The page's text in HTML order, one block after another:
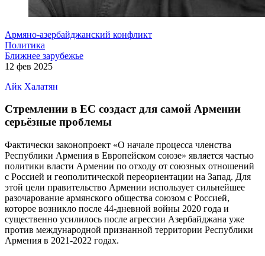
Армяно-азербайджанский конфликт
Политика
Ближнее зарубежье
12 фев 2025
Айк Халатян
Стремлении в ЕС создаст для самой Армении
серьёзные проблемы
Фактически законопроект «О начале процесса членства
Республики Армения в Европейском союзе» является частью
политики власти Армении по отходу от союзных отношений
с Россией и геополитической переориентации на Запад. Для
этой цели правительство Армении использует сильнейшее
разочарование армянского общества союзом с Россией,
которое возникло после 44-дневной войны 2020 года и
существенно усилилось после агрессии Азербайджана уже
против международной признанной территории Республики
Армения в 2021-2022 годах.